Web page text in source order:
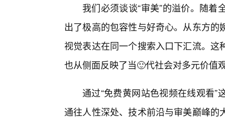
我们必须谈谈“审美”的溢价。随
出了极高的包容性与好奇心。从东方
视觉表达在同一个搜索入口下汇流。
也从侧面反映了当🙂代社会对多元价值
通过“免费黄网站色视频在线观看
通往人性深处、技术前沿与审美巅峰